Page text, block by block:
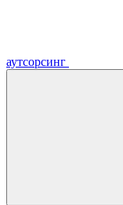
аутсорсинг